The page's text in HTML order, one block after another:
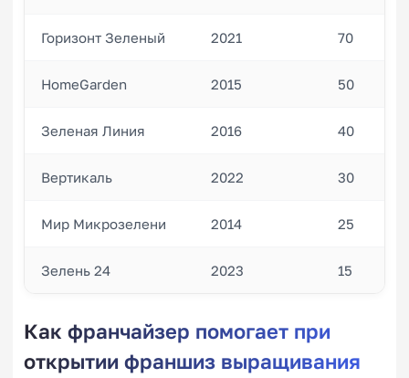
Горизонт Зеленый 2021 70
HomeGarden 2015 50
Зеленая Линия 2016 40
Вертикаль 2022 30
Мир Микрозелени 2014 25
Зелень 24 2023 15
Как франчайзер помогает при
открытии франшиз выращивания